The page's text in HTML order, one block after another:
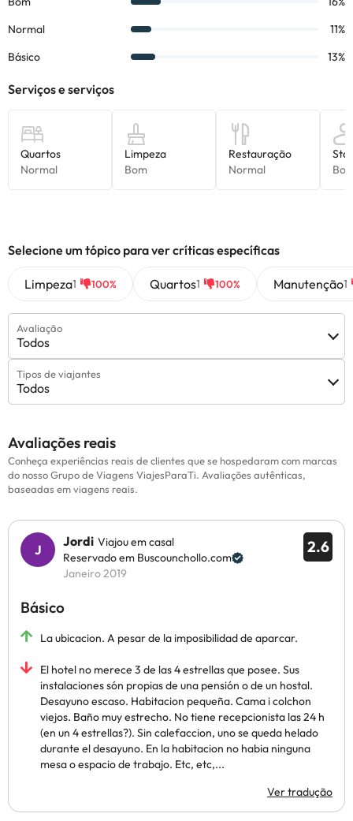
Todas as informações desta página estão sujeitas a alterações
por parte do alojamento. Se tiver alguma dúvida, contacte-nos.
Selecione um tópico para ver críticas específicas
Limpeza1 100% Quartos1 100% Manutenção1
Avaliação
Todos
Tipos de viajantes
Todos
Avaliações reais
Conheça experiências reais de clientes que se hospedaram com marcas
do nosso Grupo de Viagens ViajesParaTi. Avaliações autênticas,
baseadas em viagens reais.
2.6
Jordi Viajou em casal
Reservado em Buscounchollo.com
Janeiro 2019
Básico
La ubicacion. A pesar de la imposibilidad de aparcar.
El hotel no merece 3 de las 4 estrellas que posee. Sus
instalaciones són propias de una pensión o de un hostal.
Desayuno escaso. Habitacion pequeña. Cama i colchon
viejos. Baño muy estrecho. No tiene recepcionista las 24 h
(en un 4 estrellas?). Sin calefaccion, uno se queda helado
durante el desayuno. En la habitacion no habia ninguna
mesa o espacio de trabajo. Etc, etc,...
Ver tradução